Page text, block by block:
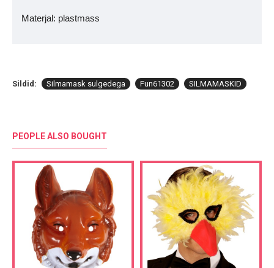
Materjal: plastmass
Sildid: Silmamask sulgedega Fun61302 SILMAMASKID
PEOPLE ALSO BOUGHT